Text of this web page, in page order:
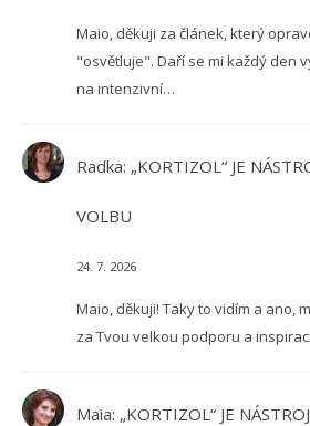
Maio, děkuji za článek, který
"osvětluje". Daří se mi každý den
na intenzivní…
Radka: „KORTIZOL“ JE
VOLBU
24. 7. 2026
Maio, děkuji! Taky to vidím a ano,
za Tvou velkou podporu a
Maia: „KORTIZOL“ JE